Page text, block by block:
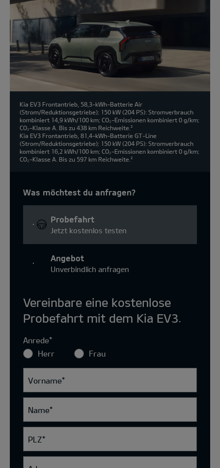
wählen:
Kia EV3 Frontantrieb, 58,3-kWh-Batterie Air
(Strom/Reduktionsgetriebe); 150 kW (204 PS): Stromverbrauch
kombiniert 14,9 kWh/100 km; CO₂-Emissionen kombiniert 0 g/km;
CO₂-Klasse A. Bis zu 438 km Reichweite. 2
Kia EV3 Frontantrieb, 81,4-kWh-Batterie GT-Line
(Strom/Reduktionsgetriebe); 150 kW (204 PS): Stromverbrauch
kombiniert 16,2 kWh/100 km; CO₂-Emissionen kombiniert 0 g/km;
CO₂-Klasse A. Bis zu 597 km Reichweite. 2
Was möchtest du anfragen?
Probefahrt
Jetzt kostenlos testen
Angebot
Unverbindlich anfragen
Vereinbare eine kostenlose
Probefahrt mit dem Kia EV3.
Anrede*
Herr
Frau
Vorname*
Name*
PLZ*